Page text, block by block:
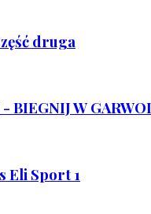
druga
BIEGNIJ W
Eli Sport 1